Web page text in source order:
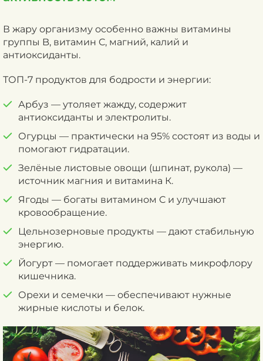
В жару организму особенно важны витамины
группы B, витамин C, магний, калий и
антиоксиданты.
ТОП-7 продуктов для бодрости и энергии:
Арбуз — утоляет жажду, содержит
антиоксиданты и электролиты.
Огурцы — практически на 95% состоят из воды и
помогают гидратации.
Зелёные листовые овощи (шпинат, рукола) —
источник магния и витамина К.
Ягоды — богаты витамином C и улучшают
кровообращение.
Цельнозерновые продукты — дают стабильную
энергию.
Йогурт — помогает поддерживать микрофлору
кишечника.
Орехи и семечки — обеспечивают нужные
жирные кислоты и белок.